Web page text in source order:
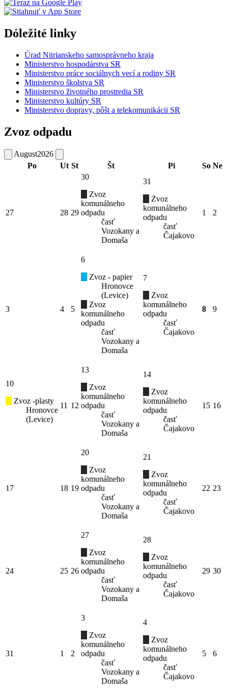
Dóležité linky
Úrad Nitrianskeho samosprávneho kraja
Ministerstvo hospodárstva SR
Ministerstvo práce sociálnych vecí a rodiny SR
Ministerstvo školstva SR
Ministerstvo životného prostredia SR
Ministerstvo kultúry SR
Ministerstvo dopravy, pôšt a telekomunikácii SR
Zvoz odpadu
August2026
Po
Ut St Št Pi So Ne
27 28 29
30
Zvoz
komunálneho
odpadu
časť
Vozokany a
Domaša
31
Zvoz
komunálneho
odpadu
časť
Čajakovo
1 2
3 4 5
6
Zvoz - papier
Hronovce
(Levice)
Zvoz
komunálneho
odpadu
časť
Vozokany a
Domaša
7
Zvoz
komunálneho
odpadu
časť
Čajakovo
8 9
10
Zvoz -plasty
Hronovce
(Levice)
11 12
13
Zvoz
komunálneho
odpadu
časť
Vozokany a
Domaša
14
Zvoz
komunálneho
odpadu
časť
Čajakovo
15 16
17 18 19
20
Zvoz
komunálneho
odpadu
časť
Vozokany a
Domaša
21
Zvoz
komunálneho
odpadu
časť
Čajakovo
22 23
24 25 26
27
Zvoz
komunálneho
odpadu
časť
Vozokany a
Domaša
28
Zvoz
komunálneho
odpadu
časť
Čajakovo
29 30
31 1 2
3
Zvoz
komunálneho
odpadu
časť
Vozokany a
Domaša
4
Zvoz
komunálneho
odpadu
časť
Čajakovo
5 6